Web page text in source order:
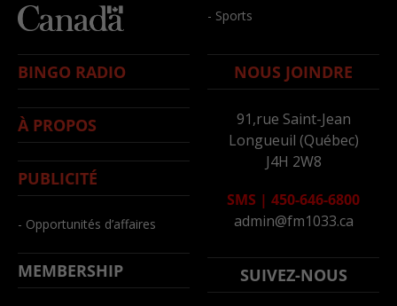
- Sports
BINGO RADIO
À PROPOS
PUBLICITÉ
- Opportunités d’affaires
MEMBERSHIP
NOUS JOINDRE
91,rue Saint-Jean
Longueuil (Québec)
J4H 2W8
SMS | 450-646-6800
admin@fm1033.ca
SUIVEZ-NOUS